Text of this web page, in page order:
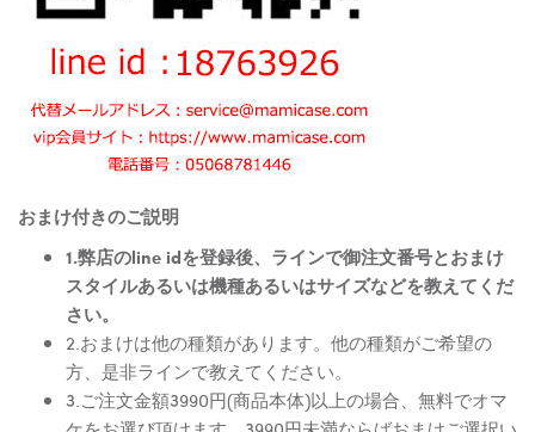
おまけ付きのご説明
1.弊店のline idを登録後、ラインで御注文番号とおまけ
スタイルあるいは機種あるいはサイズなどを教えてくだ
さい。
2.おまけは他の種類があります。他の種類がご希望の
方、是非ラインで教えてください。
3.ご注文金額3990円(商品本体)以上の場合、無料でオマ